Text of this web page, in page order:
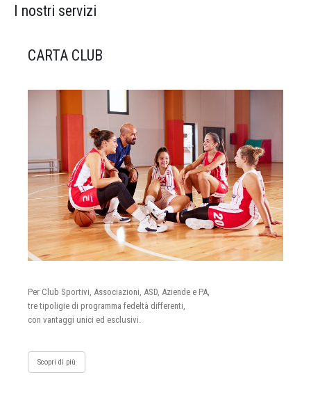
I nostri servizi
CARTA CLUB
Per Club Sportivi, Associazioni, ASD, Aziende e PA,
tre tipoligie di programma fedeltà differenti,
con vantaggi unici ed esclusivi.
Scopri di più